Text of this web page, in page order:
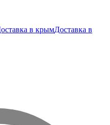
в крымДоставка в